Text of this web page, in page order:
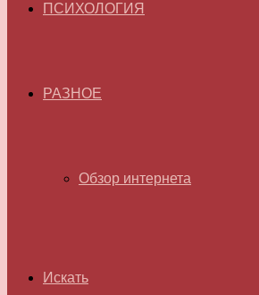
ПСИХОЛОГИЯ
РАЗНОЕ
Обзор интернета
Искать